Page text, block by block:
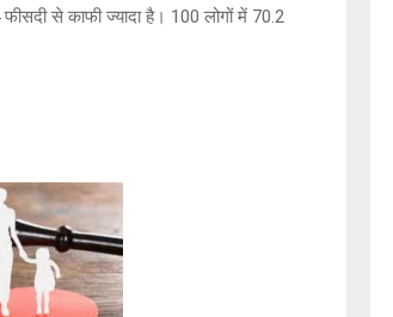
से काफी ज्यादा है। 100 लोगों में 70.2